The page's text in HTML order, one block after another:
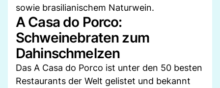
sowie brasilianischem Naturwein.
A Casa do Porco:
Schweinebraten zum
Dahinschmelzen
Das A Casa do Porco ist unter den 50 besten
Restaurants der Welt gelistet und bekannt